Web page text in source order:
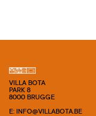
VILLA BOTA
PARK 8
8000 BRUGGE
E: INFO@VILLABOTA.BE